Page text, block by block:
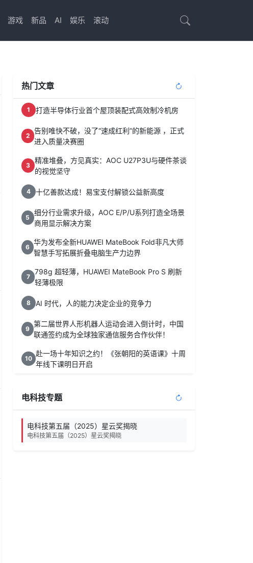
游戏 新品 AI 娱乐 滚动
热门文章
1 打造半导体行业首个屋顶装配式高效制冷机房
2
告别唯快不破，没了“速成红利”的新能源 ，正式
进入质量决赛圈
3
精准堆叠，方见真实：AOC U27P3U与硬件茶谈
的视觉坚守
4 十亿善款达成！易宝支付解锁公益新高度
5
细分行业需求升级，AOC E/P/U系列打造全场景
商用显示解决方案
6
华为发布全新HUAWEI MateBook Fold非凡大师
智慧手写拓展折叠电脑生产力边界
7
798g 超轻薄，HUAWEI MateBook Pro S 刷新
轻薄极限
8 AI 时代，人的能力决定企业的竞争力
9
第二届世界人形机器人运动会进入倒计时，中国
联通签约成为全球独家通信服务合作伙伴！
10
赴一场十年知识之约！《张朝阳的英语课》十周
年线下课明日开启
电科技专题
电科技第五届（2025）星云奖揭晓
电科技第五届（2025）星云奖揭晓